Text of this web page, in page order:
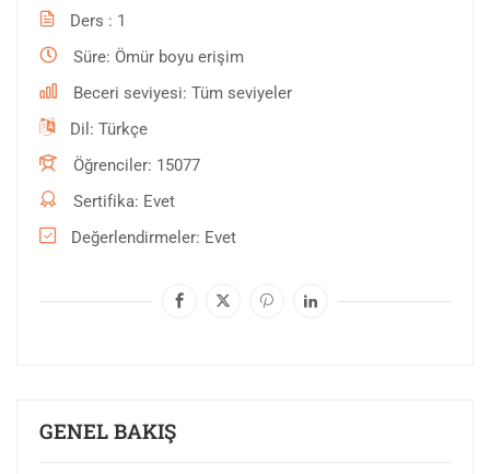
GENEL BAKIŞ
Ders
1
Süre Ömür boyu erişim
Beceri seviyesi Tüm seviyeler
Dil
Türkçe
Öğrenciler 15077
Sertifika Evet
Değerlendirmeler Evet